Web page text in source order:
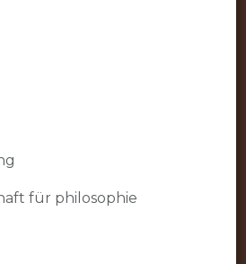
für philosophie